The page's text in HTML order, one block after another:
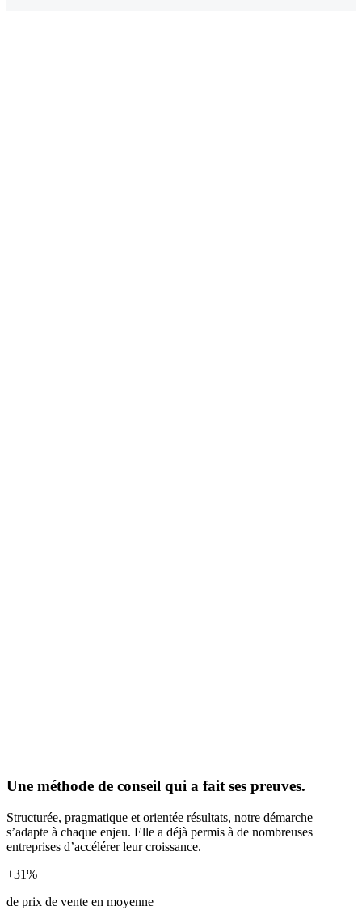
Une méthode de conseil qui a fait ses preuves.
Structurée, pragmatique et orientée résultats, notre démarche
s’adapte à chaque enjeu. Elle a déjà permis à de nombreuses
entreprises d’accélérer leur croissance.
+31%
de prix de vente en moyenne